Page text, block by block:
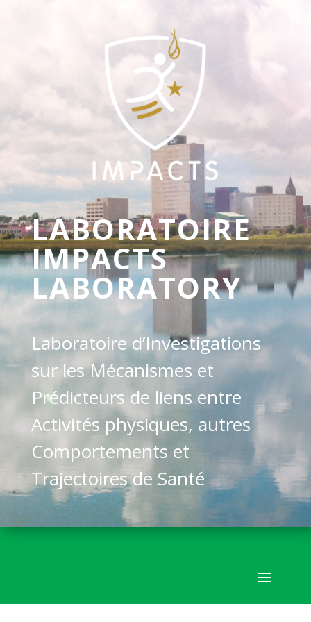
LABORATOIRE
IMPACTS
LABORATORY
Laboratoire d’Investigations
sur les Mécanismes et
Prédicteurs de liens entre
Activités physiques, autres
Comportements et
Trajectoires de Santé